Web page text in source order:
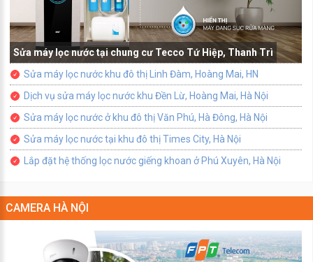
Sửa máy lọc nước tại chung cư Tecco Tứ Hiệp, Thanh Trì
Sửa máy lọc nước khu đô thị Linh Đàm, Hoàng Mai, HN
Dịch vụ sửa máy lọc nước khu Đền Lừ, Hoàng Mai, Hà Nội
Sửa máy lọc nước ở khu đô thị Văn Phú, Hà Đông, Hà Nội
Sửa máy lọc nước tại khu đô thị Times City, Hà Nội
Lắp đặt hệ thống lọc nước giếng khoan ở Phú Xuyên, Hà Nội
CAMERA HÀ NỘI